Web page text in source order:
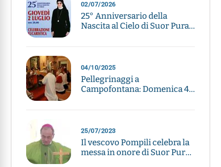
25° Anniversario della
Nascita al Cielo di Suor Pura
02/07/2026
Pellegrinaggi a
Campofontana: Domenica 4
04/10/2025
Il vescovo Pompili celebra la
messa in onore di Suor Pura
25/07/2023